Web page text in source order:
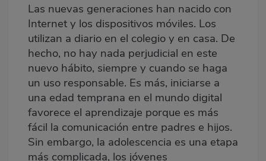
Las nuevas generaciones han nacido con
Internet y los dispositivos móviles. Los
utilizan a diario en el colegio y en casa. De
hecho, no hay nada perjudicial en este
nuevo hábito, siempre y cuando se haga
un uso responsable. Es más, iniciarse a
una edad temprana en el mundo digital
favorece el aprendizaje porque es más
fácil la comunicación entre padres e hijos.
Sin embargo, la adolescencia es una etapa
más complicada, los jóvenes